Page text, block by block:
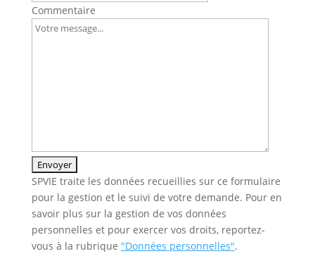
Commentaire
SPVIE traite les données recueillies sur ce formulaire
pour la gestion et le suivi de votre demande. Pour en
savoir plus sur la gestion de vos données
personnelles et pour exercer vos droits, reportez-
vous à la rubrique "Données personnelles".